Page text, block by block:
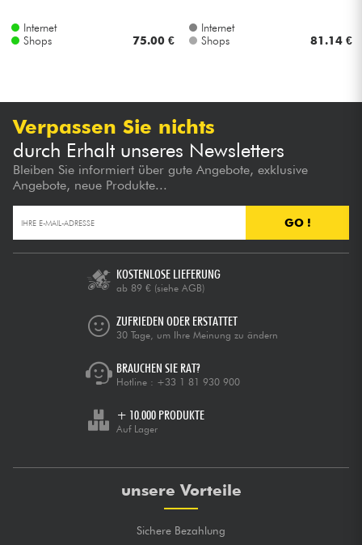
Internet
Shops
75.00 €
Internet
Shops
81.14 €
Verpassen Sie nichts
durch Erhalt unseres Newsletters
Bleiben Sie informiert über gute Angebote, exklusive
Angebote, neue Produkte...
GO !
KOSTENLOSE LIEFERUNG
ab 89 € (siehe AGB)
ZUFRIEDEN ODER ERSTATTET
30 Tage, um Ihre Meinung zu ändern
BRAUCHEN SIE RAT?
Hotline : +33 1 81 930 900
+ 10.000 PRODUKTE
Auf Lager
unsere Vorteile
Sichere Bezahlung